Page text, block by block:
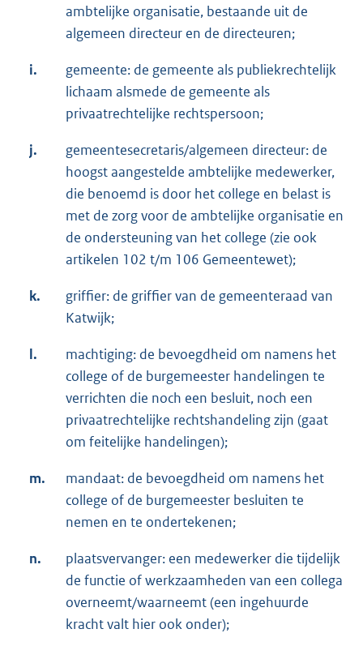
ambtelijke organisatie, bestaande uit de
algemeen directeur en de directeuren;
i.
gemeente: de gemeente als publiekrechtelijk
lichaam alsmede de gemeente als
privaatrechtelijke rechtspersoon;
j.
gemeentesecretaris/algemeen directeur: de
hoogst aangestelde ambtelijke medewerker,
die benoemd is door het college en belast is
met de zorg voor de ambtelijke organisatie en
de ondersteuning van het college (zie ook
artikelen 102 t/m 106 Gemeentewet);
k.
griffier: de griffier van de gemeenteraad van
Katwijk;
l.
machtiging: de bevoegdheid om namens het
college of de burgemeester handelingen te
verrichten die noch een besluit, noch een
privaatrechtelijke rechtshandeling zijn (gaat
om feitelijke handelingen);
m.
mandaat: de bevoegdheid om namens het
college of de burgemeester besluiten te
nemen en te ondertekenen;
n.
plaatsvervanger: een medewerker die tijdelijk
de functie of werkzaamheden van een collega
overneemt/waarneemt (een ingehuurde
kracht valt hier ook onder);